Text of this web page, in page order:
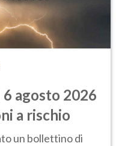
agosto 2026
a rischio
un bollettino di